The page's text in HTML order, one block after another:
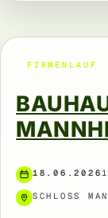
FIRMENLAUF
18.06.2026
SCHLOSS